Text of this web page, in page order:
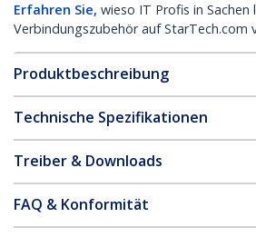
Erfahren Sie, wieso IT Profis in Sachen
Verbindungszubehör auf StarTech.com
Produktbeschreibung
Technische Spezifikationen
Treiber & Downloads
FAQ & Konformität